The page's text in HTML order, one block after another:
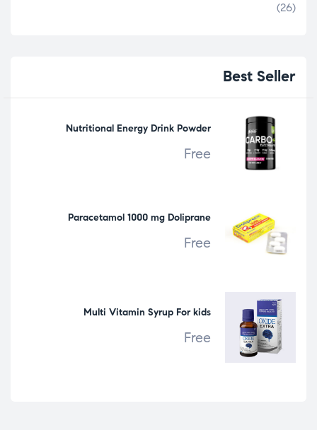
(26)
Best Seller
Nutritional Energy Drink Powder
Free
Paracetamol 1000 mg Doliprane
Free
Multi Vitamin Syrup For kids
Free